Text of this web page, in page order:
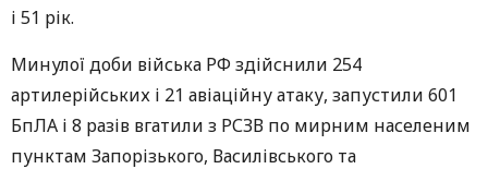
і 51 рік.
Минулої доби війська РФ здійснили 254
артилерійських і 21 авіаційну атаку, запустили 601
БпЛА і 8 разів вгатили з РСЗВ по мирним населеним
пунктам Запорізького, Василівського та